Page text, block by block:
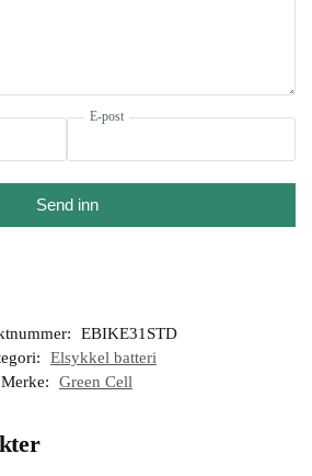
E-post
Send inn
EBIKE31STD
Elsykkel batteri
Merke:
Green Cell